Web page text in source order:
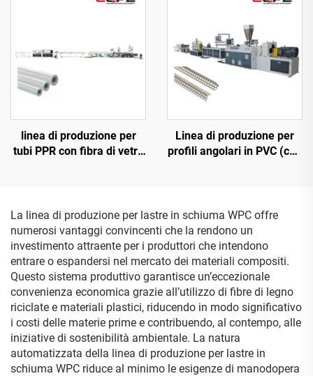
linea di produzione per
tubi PPR con fibra di vetro
Linea di produzione per
profili angolari in PVC (con
La linea di produzione per lastre in schiuma WPC offre
numerosi vantaggi convincenti che la rendono un
investimento attraente per i produttori che intendono
entrare o espandersi nel mercato dei materiali compositi.
Questo sistema produttivo garantisce un’eccezionale
convenienza economica grazie all’utilizzo di fibre di legno
riciclate e materiali plastici, riducendo in modo significativo
i costi delle materie prime e contribuendo, al contempo, alle
iniziative di sostenibilità ambientale. La natura
automatizzata della linea di produzione per lastre in
schiuma WPC riduce al minimo le esigenze di manodopera